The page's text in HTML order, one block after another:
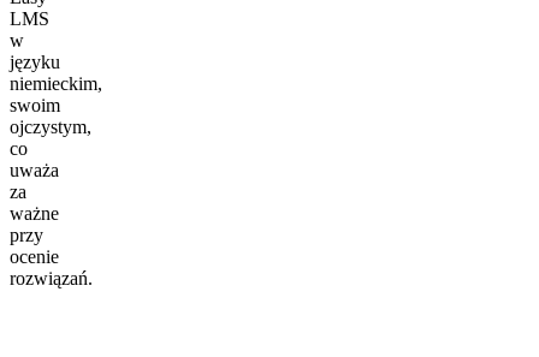
LMS
w
języku
niemieckim,
swoim
ojczystym,
co
uważa
za
ważne
przy
ocenie
rozwiązań.